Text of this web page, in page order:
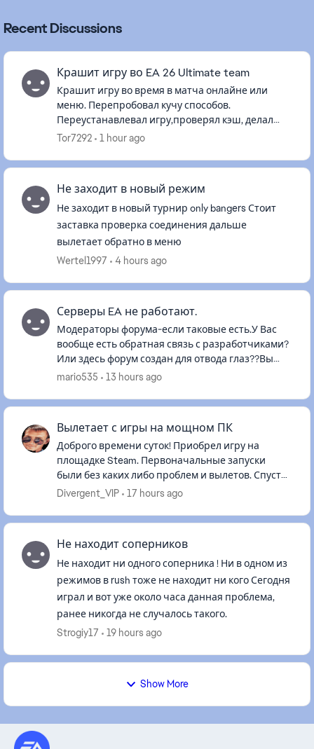
Recent Discussions
Крашит игру во EA 26 Ultimate team
Крашит игру во время в матча онлайне или
меню. Перепробовал кучу способов.
Переустанавлевал игру,проверял кэш, делал
полную чистку драйверов и еще куча всего но
Tor7292 1 hour ago
Не заходит в новый режим
Не заходит в новый турнир only bangers Стоит
заставка проверка соединения дальше
вылетает обратно в меню
Wertel1997
4 hours ago
Серверы EA не работают.
Модераторы форума-если таковые есть.У Вас
вообще есть обратная связь с разработчиками?
Или здесь форум создан для отвода глаз??Вы
реально издеваетесь над игроками???После
mario535 13 hours ago
Вылетает с игры на мощном ПК
Доброго времени суток! Приобрел игру на
площадке Steam. Первоначальные запуски
были без каких либо проблем и вылетов. Спустя
месяц начала произвольно закрываться без
Divergent_VIP 17 hours ago
Не находит соперников
Не находит ни одного соперника ! Ни в одном из
режимов в rush тоже не находит ни кого Сегодня
играл и вот уже около часа данная проблема,
ранее никогда не случалось такого.
Strogiy17
19 hours ago
Show More